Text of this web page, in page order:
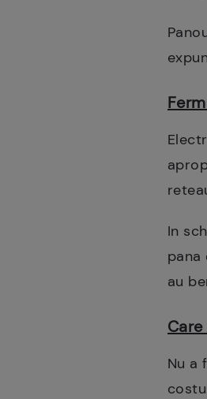
In
pana
au
Nu a